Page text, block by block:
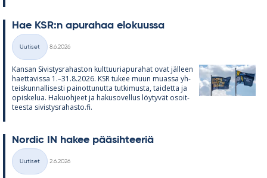
Hae KSR:n apu­ra­haa elo­kuussa
Kategoriat
Uutiset
8.6.2026
Kan­san Si­vis­tys­ra­has­ton kult­tuu­ria­pu­ra­hat ovat jäl­leen
haet­ta­vissa 1.–31.8.2026. KSR tu­kee muun muassa yh­
teis­kun­nal­li­sesti pai­not­tu­nutta tut­ki­musta, tai­detta ja
opis­ke­lua. Ha­kuoh­jeet ja ha­kuso­vel­lus löy­ty­vät osoit­
teesta si­vis­tys­ra­hasto.fi.
Nor­dic IN ha­kee pää­sih­tee­riä
Kategoriat
Uutiset
2.6.2026